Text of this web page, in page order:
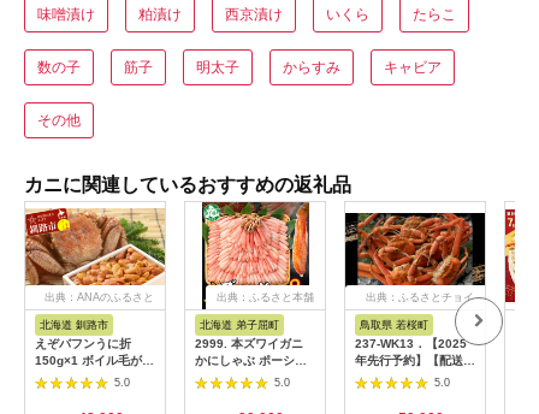
味噌漬け 粕漬け 西京漬け いくら たらこ
数の子 筋子 明太子 からすみ キャビア
その他
カニに関連しているおすすめの返礼品
出典：ANAのふるさと
北海道 釧路市
えぞバフンうに折
150g×1 ボイル毛がに
400g×1 ふるさと納税
うに かに F4F-0843
5.0
出典：ふるさと本舗
北海道 弟子屈町
2999. 本ズワイガニ
かにしゃぶ ポーショ
ン 500g 6個 12-16人
前 カット済 ずわい蟹
ズワイガニ カニ 蟹 か
5.0
出典：ふるさとチョイ
鳥取県 若桜町
237-WK13．【2025
年先行予約】【配送日
時指定可】【蒸し】訳
あり足折れ松葉ガニ
1.5kg前後
5.0